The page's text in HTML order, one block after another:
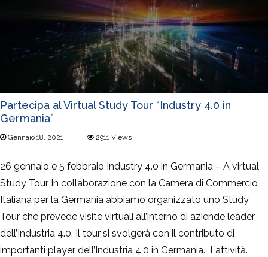
Partecipa al Virtual Study Tour “Industry 4.0 in
Germania”
Gennaio 18, 2021 2911 Views
26 gennaio e 5 febbraio Industry 4.0 in Germania – A virtual
Study Tour In collaborazione con la Camera di Commercio
Italiana per la Germania abbiamo organizzato uno Study
Tour che prevede visite virtuali all’interno di aziende leader
dell’Industria 4.0. Il tour si svolgerà con il contributo di
importanti player dell’Industria 4.0 in Germania. L’attività.